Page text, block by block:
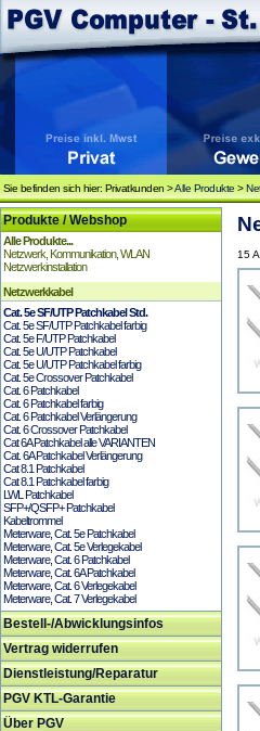
Sie befinden sich hier: Privatkunden >Alle Produkte >
Produkte / Webshop
Alle Produkte...
Netzwerk, Kommunikation, WLAN
Netzwerkinstallation
Netzwerkkabel
Cat. 5e SF/UTP Patchkabel Std.
Cat. 5e SF/UTP Patchkabel farbig
Cat. 5e F/UTP Patchkabel
Cat. 5e U/UTP Patchkabel
Cat. 5e U/UTP Patchkabel farbig
Cat. 5e Crossover Patchkabel
Cat. 6 Patchkabel
Cat. 6 Patchkabel farbig
Cat. 6 Patchkabel Verlängerung
Cat. 6 Crossover Patchkabel
Cat 6A Patchkabel alle VARIANTEN
Cat. 6A Patchkabel Verlängerung
Cat 8.1 Patchkabel
Cat 8.1 Patchkabel farbig
LWL Patchkabel
SFP+/QSFP+ Patchkabel
Kabeltrommel
Meterware, Cat. 5e Patchkabel
Meterware, Cat. 5e Verlegekabel
Meterware, Cat. 6 Patchkabel
Meterware, Cat. 6A Patchkabel
Meterware, Cat. 6 Verlegekabel
Meterware, Cat. 7 Verlegekabel
Bestell-/Abwicklungsinfos
Vertrag widerrufen
Dienstleistung/Reparatur
PGV KTL-Garantie
Über PGV
15